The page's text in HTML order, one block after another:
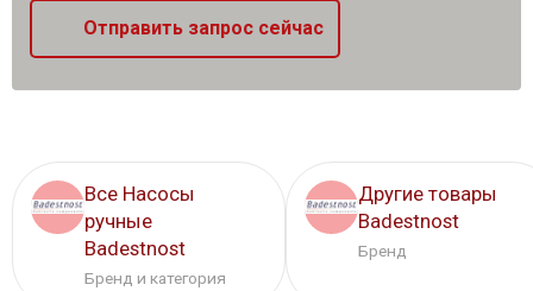
Отправить запрос сейчас
Все Насосы
ручные
Badestnost
Бренд и категория
Другие товары
Badestnost
Бренд